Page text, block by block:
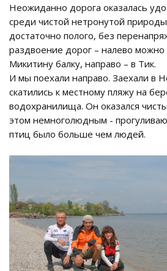
Неожиданно дорога оказалась
среди чистой нетронутой
достаточно полого, без
раздвоение дорог – налево можно
Микитину балку, направо – в Тик.
И мы поехали направо. Заехали в
скатились к местному пляжу на
водохранилища. Он оказался
этом немноголюдным -
птиц было больше чем людей.